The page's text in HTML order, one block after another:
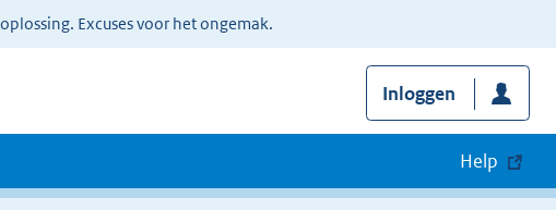
Excuses voor het ongemak.
Inloggen
Help